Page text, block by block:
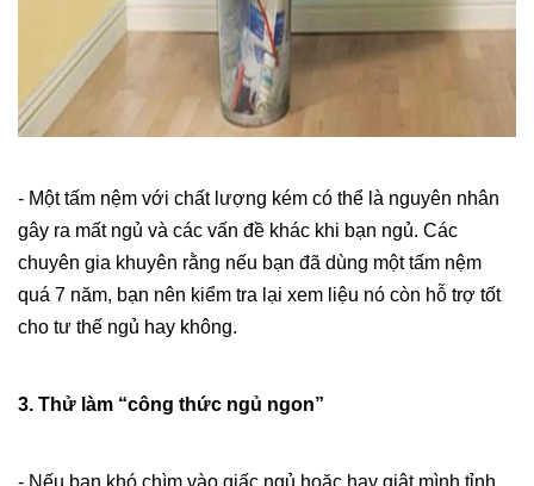
- Một tấm nệm với chất lượng kém có thể là nguyên nhân
gây ra mất ngủ và các vấn đề khác khi bạn ngủ. Các
chuyên gia khuyên rằng nếu bạn đã dùng một tấm nệm
quá 7 năm, bạn nên kiểm tra lại xem liệu nó còn hỗ trợ tốt
cho tư thế ngủ hay không.
3. Thử làm “công thức ngủ ngon”
- Nếu bạn khó chìm vào giấc ngủ hoặc hay giật mình tỉnh